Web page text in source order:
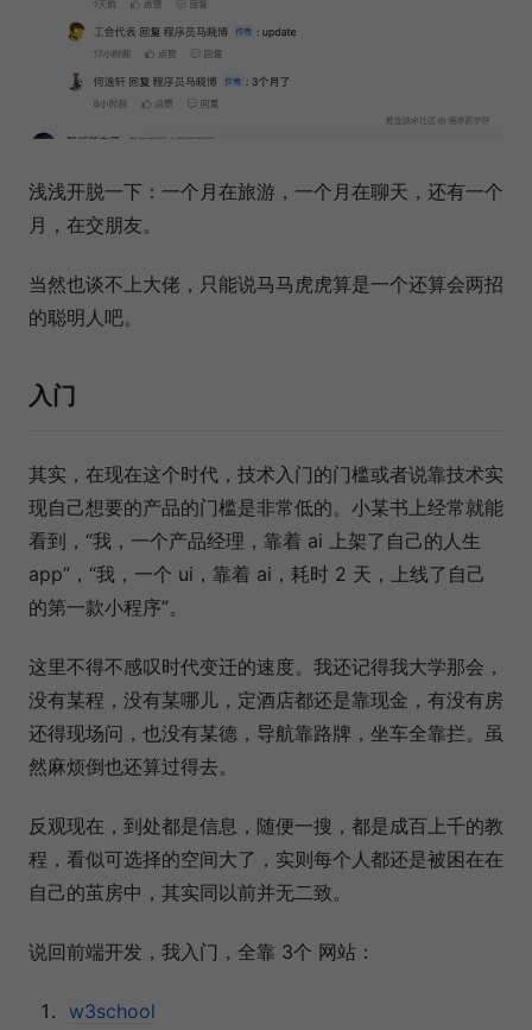
浅浅开脱一下：一个月在旅游，一个月在聊天，还有一个
月，在交朋友。
当然也谈不上大佬，只能说马马虎虎算是一个还算会两招
的聪明人吧。
入门
其实，在现在这个时代，技术入门的门槛或者说靠技术实
现自己想要的产品的门槛是非常低的。小某书上经常就能
看到，“我，一个产品经理，靠着 ai 上架了自己的人生
app”，“我，一个 ui，靠着 ai，耗时 2 天，上线了自己
的第一款小程序”。
这里不得不感叹时代变迁的速度。我还记得我大学那会，
没有某程，没有某哪儿，定酒店都还是靠现金，有没有房
还得现场问，也没有某德，导航靠路牌，坐车全靠拦。虽
然麻烦倒也还算过得去。
反观现在，到处都是信息，随便一搜，都是成百上千的教
程，看似可选择的空间大了，实则每个人都还是被困在在
自己的茧房中，其实同以前并无二致。
说回前端开发，我入门，全靠 3个 网站：
w3school